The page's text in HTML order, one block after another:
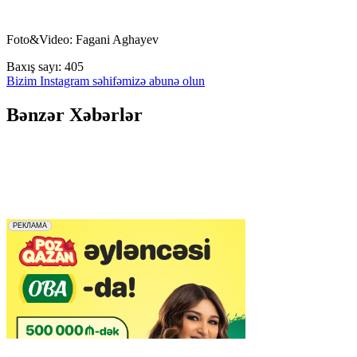
Foto&Video: Fagani Aghayev
Baxış sayı: 405
Bizim Instagram səhifəmizə abunə olun
Bənzər Xəbərlər